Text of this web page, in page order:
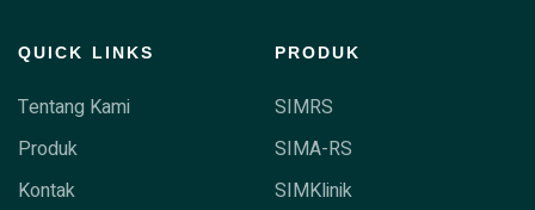
QUICK LINKS
Tentang Kami
Produk
Kontak
PRODUK
SIMRS
SIMA-RS
SIMKlinik